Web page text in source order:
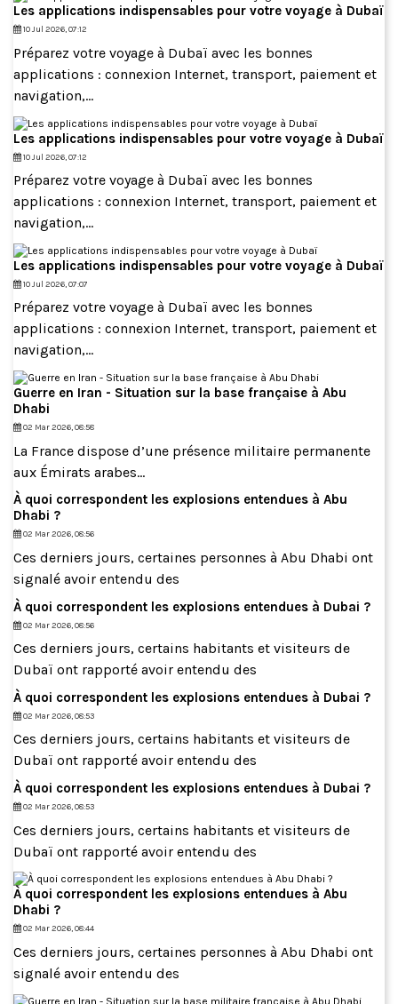
Les applications indispensables pour votre voyage à Dubaï
10 Jul 2026, 07:12
Préparez votre voyage à Dubaï avec les bonnes
applications : connexion Internet, transport, paiement et
navigation,...
Les applications indispensables pour votre voyage à Dubaï
10 Jul 2026, 07:12
Préparez votre voyage à Dubaï avec les bonnes
applications : connexion Internet, transport, paiement et
navigation,...
Les applications indispensables pour votre voyage à Dubaï
10 Jul 2026, 07:07
Préparez votre voyage à Dubaï avec les bonnes
applications : connexion Internet, transport, paiement et
navigation,...
Guerre en Iran - Situation sur la base française à Abu
Dhabi
02 Mar 2026, 08:58
La France dispose d’une présence militaire permanente
aux Émirats arabes...
À quoi correspondent les explosions entendues à Abu
Dhabi ?
02 Mar 2026, 08:56
Ces derniers jours, certaines personnes à Abu Dhabi ont
signalé avoir entendu des
À quoi correspondent les explosions entendues à Dubai ?
02 Mar 2026, 08:56
Ces derniers jours, certains habitants et visiteurs de
Dubaï ont rapporté avoir entendu des
À quoi correspondent les explosions entendues à Dubai ?
02 Mar 2026, 08:53
Ces derniers jours, certains habitants et visiteurs de
Dubaï ont rapporté avoir entendu des
À quoi correspondent les explosions entendues à Dubai ?
02 Mar 2026, 08:53
Ces derniers jours, certains habitants et visiteurs de
Dubaï ont rapporté avoir entendu des
À quoi correspondent les explosions entendues à Abu
Dhabi ?
02 Mar 2026, 08:44
Ces derniers jours, certaines personnes à Abu Dhabi ont
signalé avoir entendu des